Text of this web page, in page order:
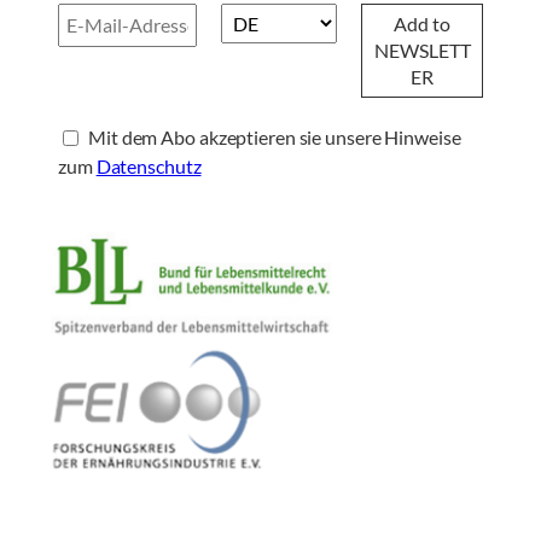
Mit dem Abo akzeptieren sie unsere Hinweise
zum Datenschutz